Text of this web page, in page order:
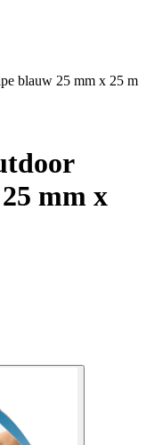
blauw 25 mm x 25 m
mm x